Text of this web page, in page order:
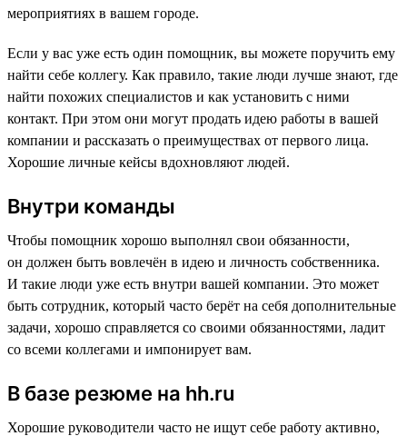
мероприятиях в вашем городе.
Если у вас уже есть один помощник, вы можете поручить ему
найти себе коллегу. Как правило, такие люди лучше знают, где
найти похожих специалистов и как установить с ними
контакт. При этом они могут продать идею работы в вашей
компании и рассказать о преимуществах от первого лица.
Хорошие личные кейсы вдохновляют людей.
Внутри команды
Чтобы помощник хорошо выполнял свои обязанности,
он должен быть вовлечён в идею и личность собственника.
И такие люди уже есть внутри вашей компании. Это может
быть сотрудник, который часто берёт на себя дополнительные
задачи, хорошо справляется со своими обязанностями, ладит
со всеми коллегами и импонирует вам.
В базе резюме на hh.ru
Хорошие руководители часто не ищут себе работу активно,